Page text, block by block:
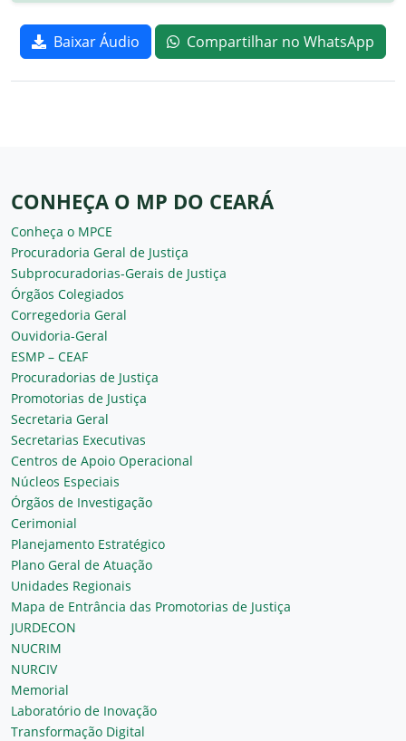
Baixar Áudio Compartilhar no WhatsApp
CONHEÇA O MP DO CEARÁ
Conheça o MPCE
Procuradoria Geral de Justiça
Subprocuradorias-Gerais de Justiça
Órgãos Colegiados
Corregedoria Geral
Ouvidoria-Geral
ESMP – CEAF
Procuradorias de Justiça
Promotorias de Justiça
Secretaria Geral
Secretarias Executivas
Centros de Apoio Operacional
Núcleos Especiais
Órgãos de Investigação
Cerimonial
Planejamento Estratégico
Plano Geral de Atuação
Unidades Regionais
Mapa de Entrância das Promotorias de Justiça
JURDECON
NUCRIM
NURCIV
Memorial
Laboratório de Inovação
Transformação Digital